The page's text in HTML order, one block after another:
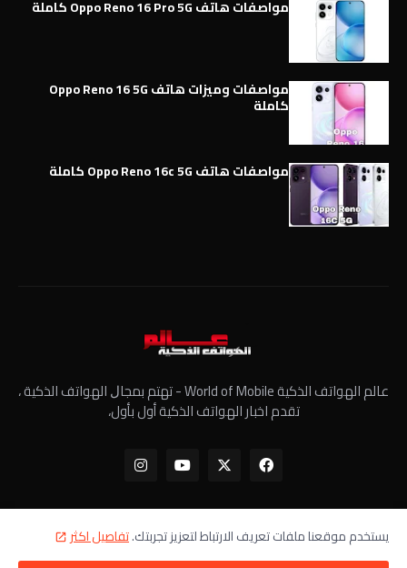
مواصفات هاتف Oppo Reno 16 Pro 5G كاملة
مواصفات وميزات هاتف Oppo Reno 16 5G
كاملة
مواصفات هاتف Oppo Reno 16c 5G كاملة
عالم الهواتف الذكية World of Mobile - ﺗﻬﺘﻢ ﺑﻤﺠﺎﻝ الهواتف الذكية ،
تقدم اخبار الهواتف الذكية أول بأول،
الرئيسية معلومات عنا سياسة الخصوصية اتصل بنا
يستخدم موقعنا ملفات تعريف الارتباط لتعزيز تجربتك.تفاصيل اكثر